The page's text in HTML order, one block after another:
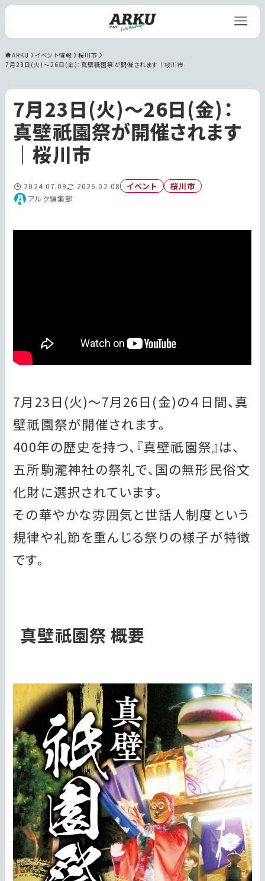
ARKU イベント情報
桜川市
7月23日(火)〜26日(金)：真壁祇園祭が開催されます｜桜川市
7月23日(火)〜26日(金)：
真壁祇園祭が開催されます
｜桜川市
イベント 桜川市
2024.07.09
2026.02.08
アルク編集部
7月23日(火)～7月26日(金)の４日間、真
壁祇園祭が開催されます。
400年の歴史を持つ、『真壁祇園祭』は、
五所駒瀧神社の祭礼で、国の無形民俗文
化財に選択されています。
その華やかな雰囲気と世話人制度という
規律や礼節を重んじる祭りの様子が特徴
です。
真壁祇園祭 概要